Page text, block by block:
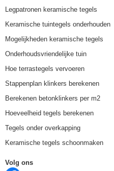
Legpatronen keramische tegels
Keramische tuintegels onderhouden
Mogelijkheden keramische tegels
Onderhoudsvriendelijke tuin
Hoe terrastegels vervoeren
Stappenplan klinkers berekenen
Berekenen betonklinkers per m2
Hoeveelheid tegels berekenen
Tegels onder overkapping
Keramische tegels schoonmaken
Volg ons